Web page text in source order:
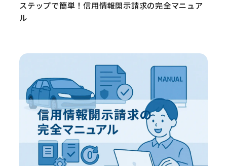
ステップで簡単！信用情報開示請求の完全マニュア
ル